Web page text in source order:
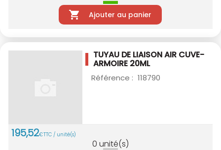
Ajouter au panier
TUYAU DE LIAISON AIR CUVE-
ARMOIRE 20ML
Référence : 118790
195,52€TTC / unité(s)
0 unité(s)